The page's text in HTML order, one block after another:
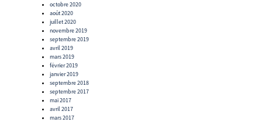
octobre 2020
août 2020
juillet 2020
novembre 2019
septembre 2019
avril 2019
mars 2019
février 2019
janvier 2019
septembre 2018
septembre 2017
mai 2017
avril 2017
mars 2017